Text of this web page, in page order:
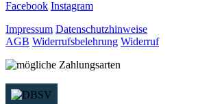
Facebook Instagram
Impressum Datenschutzhinweise
AGB Widerrufsbelehrung Widerruf